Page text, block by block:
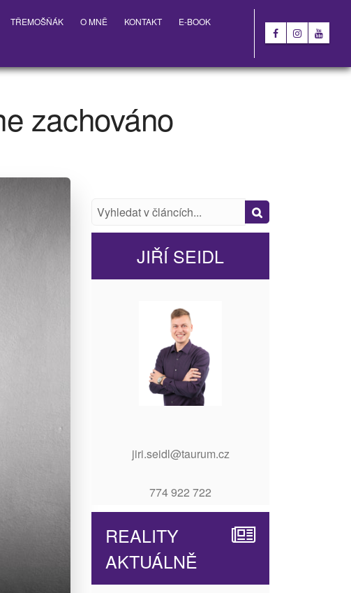
TŘEMOŠŇÁK O MNĚ KONTAKT
E-BOOK
zachováno
JIŘÍ SEIDL
jiri.seidl@taurum.cz
774 922 722
REALITY
AKTUÁLNĚ